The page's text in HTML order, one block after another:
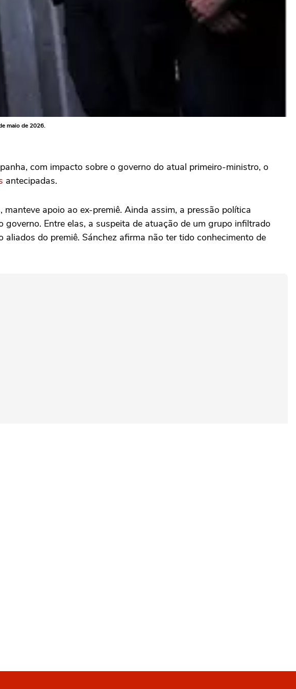
maio de 2026.
com impacto sobre o governo do atual primeiro-ministro, o
antecipadas.
apoio ao ex-premiê. Ainda assim, a pressão política
Entre elas, a suspeita de atuação de um grupo infiltrado
do premiê. Sánchez afirma não ter tido conhecimento de